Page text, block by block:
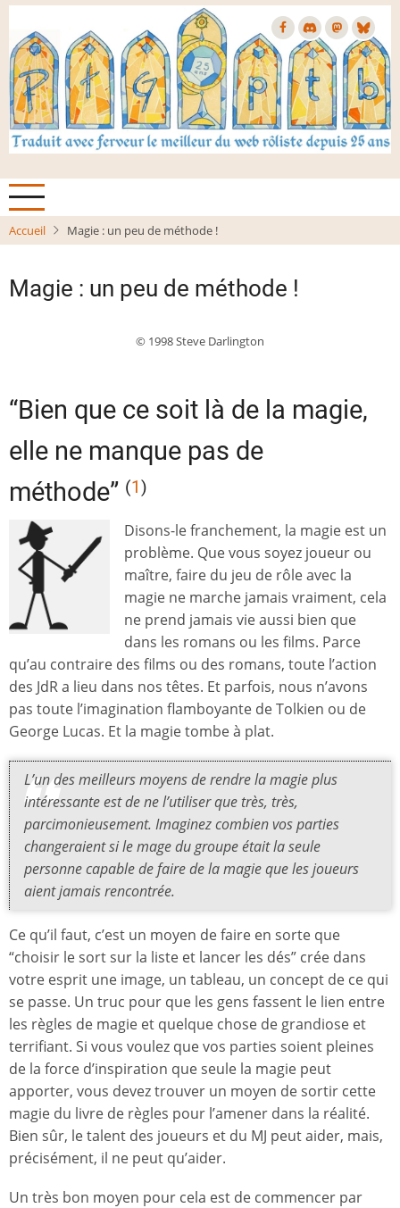
Aller
contenu
principal
Accueil Magie : un peu de méthode !
Magie : un peu de méthode !
© 1998 Steve Darlington
“Bien que ce soit là de la magie,
elle ne manque pas de
méthode” (1)
Disons-le franchement, la magie est un
problème. Que vous soyez joueur ou
maître, faire du jeu de rôle avec la
magie ne marche jamais vraiment, cela
ne prend jamais vie aussi bien que
dans les romans ou les films. Parce
qu’au contraire des films ou des romans, toute l’action
des JdR a lieu dans nos têtes. Et parfois, nous n’avons
pas toute l’imagination flamboyante de Tolkien ou de
George Lucas. Et la magie tombe à plat.
L’un des meilleurs moyens de rendre la magie plus
intéressante est de ne l’utiliser que très, très,
parcimonieusement. Imaginez combien vos parties
changeraient si le mage du groupe était la seule
personne capable de faire de la magie que les joueurs
aient jamais rencontrée.
Ce qu’il faut, c’est un moyen de faire en sorte que
“choisir le sort sur la liste et lancer les dés” crée dans
votre esprit une image, un tableau, un concept de ce qui
se passe. Un truc pour que les gens fassent le lien entre
les règles de magie et quelque chose de grandiose et
terrifiant. Si vous voulez que vos parties soient pleines
de la force d’inspiration que seule la magie peut
apporter, vous devez trouver un moyen de sortir cette
magie du livre de règles pour l’amener dans la réalité.
Bien sûr, le talent des joueurs et du MJ peut aider, mais,
précisément, il ne peut qu’aider.
Un très bon moyen pour cela est de commencer par